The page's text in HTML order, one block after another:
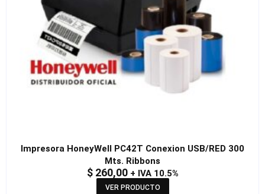
Impresora HoneyWell PC42T Conexion USB/RED 300
Mts. Ribbons
$260,00+ IVA 10.5%
VER PRODUCTO